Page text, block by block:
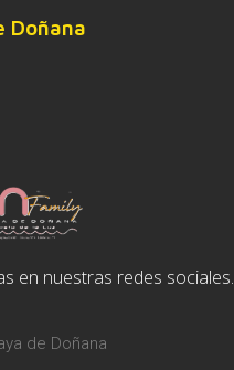
Doñana
en nuestras redes sociales.
de Doñana